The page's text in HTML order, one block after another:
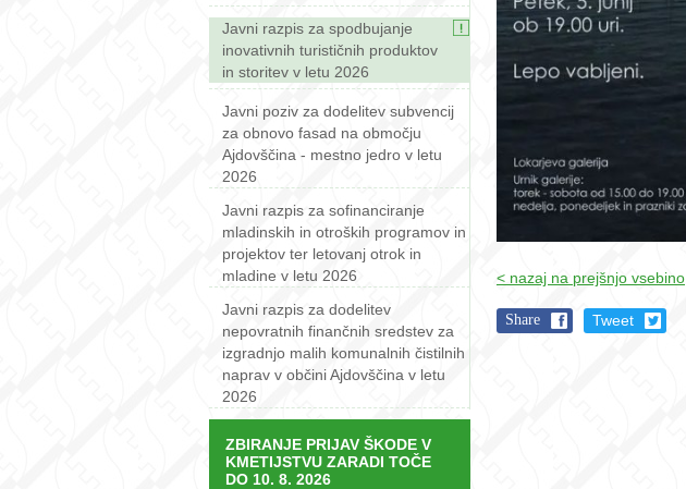
Javni razpis za spodbujanje
inovativnih turističnih produktov
in storitev v letu 2026
Javni poziv za dodelitev subvencij
za obnovo fasad na območju
Ajdovščina - mestno jedro v letu
2026
Javni razpis za sofinanciranje
mladinskih in otroških programov in
projektov ter letovanj otrok in
mladine v letu 2026
Javni razpis za dodelitev
nepovratnih finančnih sredstev za
izgradnjo malih komunalnih čistilnih
naprav v občini Ajdovščina v letu
2026
ZBIRANJE PRIJAV ŠKODE V
KMETIJSTVU ZARADI TOČE
DO 10. 8. 2026
< nazaj na prejšnjo vsebino
Share Tweet